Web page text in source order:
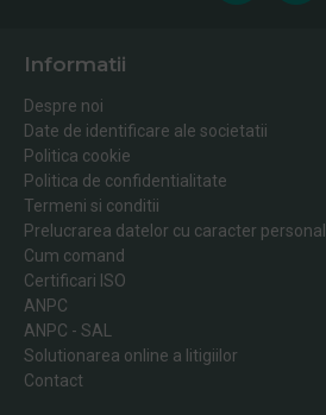
Informatii
Despre noi
Date de identificare ale societatii
Politica cookie
Politica de confidentialitate
Termeni si conditii
Prelucrarea datelor cu caracter personal
Cum comand
Certificari ISO
ANPC
ANPC - SAL
Solutionarea online a litigiilor
Contact